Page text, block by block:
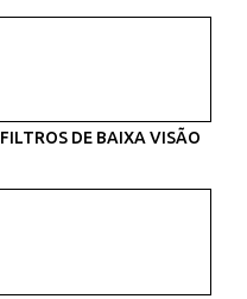
FILTROS DE BAIXA VISÃO